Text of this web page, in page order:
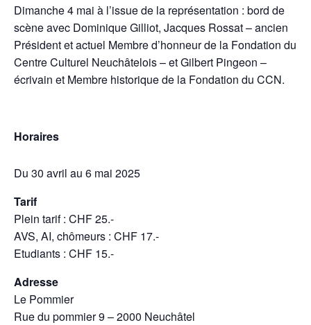
Dimanche 4 mai à l’issue de la représentation : bord de
scène avec Dominique Gilliot, Jacques Rossat – ancien
Président et actuel Membre d’honneur de la Fondation du
Centre Culturel Neuchâtelois – et Gilbert Pingeon –
écrivain et Membre historique de la Fondation du CCN.
Horaires
Du 30 avril au 6 mai 2025
Tarif
Plein tarif : CHF 25.-
AVS, AI, chômeurs : CHF 17.-
Etudiants : CHF 15.-
Adresse
Le Pommier
Rue du pommier 9 – 2000 Neuchâtel